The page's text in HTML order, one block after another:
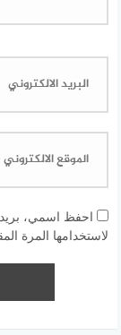
احفظ اسمي،
لاستخدامها المرة